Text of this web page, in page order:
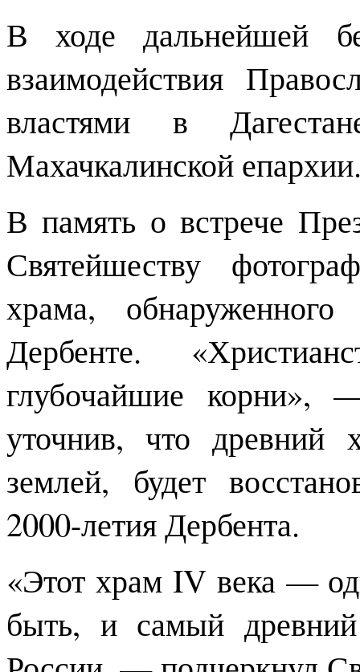
В ходе дальнейшей
взаимодействия
властями в
Махачкалинской
В память о встрече
Святейшеству
храма,
Дербенте.
глубочайшие корни»,
уточнив, что древний
землей, будет
2000-летия Дербента.
«Этот храм IV века —
быть, и самый